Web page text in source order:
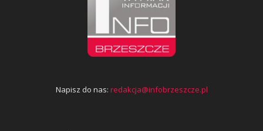
Napisz do nas: redakcja@infobrzeszcze.pl